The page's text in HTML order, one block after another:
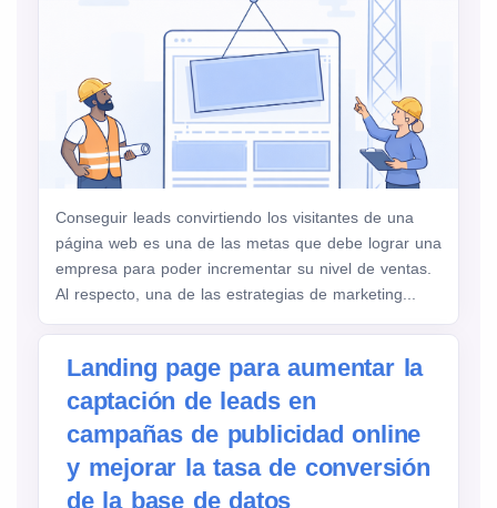
Conseguir leads convirtiendo los visitantes de una
página web es una de las metas que debe lograr una
empresa para poder incrementar su nivel de ventas.
Al respecto, una de las estrategias de marketing...
Landing page para aumentar la
captación de leads en
campañas de publicidad online
y mejorar la tasa de conversión
de la base de datos